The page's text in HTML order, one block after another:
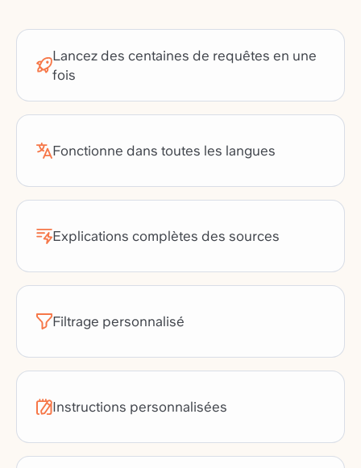
Lancez des centaines de requêtes en une
fois
Fonctionne dans toutes les langues
Explications complètes des sources
Filtrage personnalisé
Instructions personnalisées